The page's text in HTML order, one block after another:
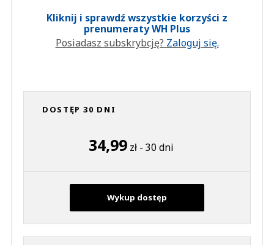
Kliknij i sprawdź wszystkie korzyści z
prenumeraty WH Plus
Posiadasz subskrybcję? Zaloguj się.
DOSTĘP 30 DNI
34,99 zł - 30 dni
Wykup dostęp